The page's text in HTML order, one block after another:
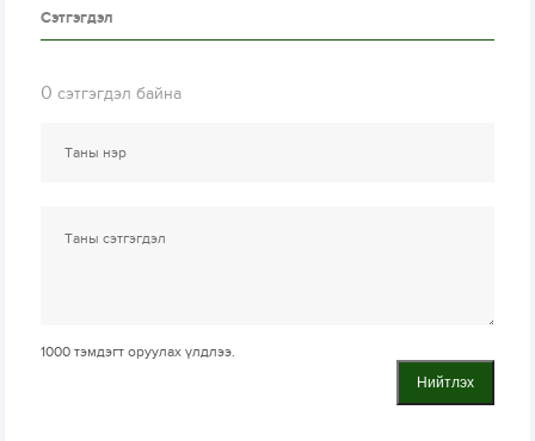
Сэтгэгдэл
0 сэтгэгдэл байна
1000 тэмдэгт оруулах үлдлээ.
Нийтлэх